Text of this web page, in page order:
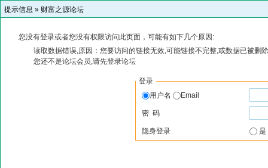
提示信息 » 财富之源论坛
您没有登录或者您没有权限访问此页面，可能有如下几个原因:
读取数据错误,原因：您要访问的链接无效,可能链接不完整,或数据已被删
您还不是论坛会员,请先登录论坛
登录
用户名
Email
密 码
隐身登录